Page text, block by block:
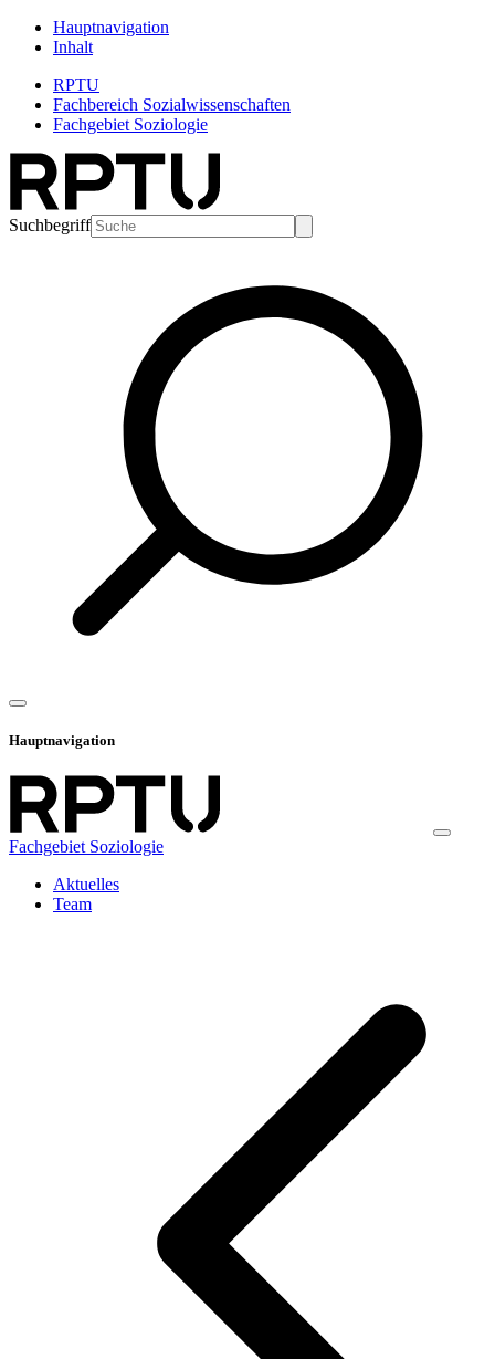
Hauptnavigation
Inhalt
RPTU
Fachbereich Sozialwissenschaften
Fachgebiet Soziologie
Suchbegriff
Hauptnavigation
Fachgebiet Soziologie
Aktuelles
Team